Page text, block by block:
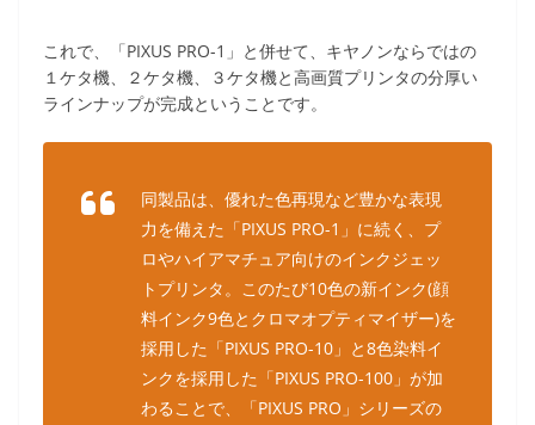
これで、「PIXUS PRO-1」と併せて、キヤノンならではの
１ケタ機、２ケタ機、３ケタ機と高画質プリンタの分厚い
ラインナップが完成ということです。
同製品は、優れた色再現など豊かな表現
力を備えた「PIXUS PRO-1」に続く、プ
ロやハイアマチュア向けのインクジェッ
トプリンタ。このたび10色の新インク(顔
料インク9色とクロマオプティマイザー)を
採用した「PIXUS PRO-10」と8色染料イ
ンクを採用した「PIXUS PRO-100」が加
わることで、「PIXUS PRO」シリーズの